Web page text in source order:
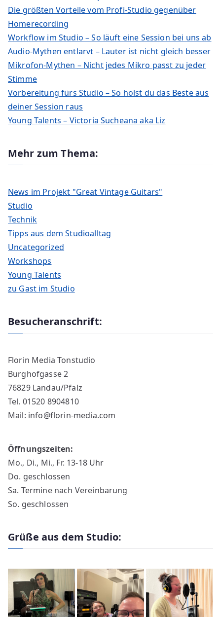
Die größten Vorteile vom Profi-Studio gegenüber
Homerecording
Workflow im Studio – So läuft eine Session bei uns ab
Audio-Mythen entlarvt – Lauter ist nicht gleich besser
Mikrofon-Mythen – Nicht jedes Mikro passt zu jeder
Stimme
Vorbereitung fürs Studio – So holst du das Beste aus
deiner Session raus
Young Talents – Victoria Sucheana aka Liz
Mehr zum Thema:
News im Projekt "Great Vintage Guitars"
Studio
Technik
Tipps aus dem Studioalltag
Uncategorized
Workshops
Young Talents
zu Gast im Studio
Besucheranschrift:
Florin Media Tonstudio
Burghofgasse 2
76829 Landau/Pfalz
Tel. 01520 8904810
Mail: info@florin-media.com
Öffnungszeiten:
Mo., Di., Mi., Fr. 13-18 Uhr
Do. geschlossen
Sa. Termine nach Vereinbarung
So. geschlossen
Grüße aus dem Studio: